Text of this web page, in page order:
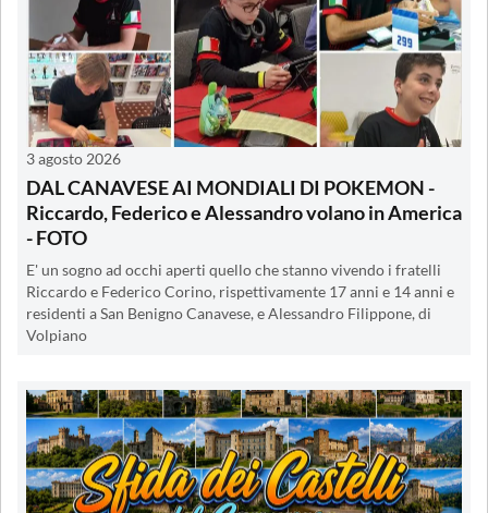
3 agosto 2026
DAL CANAVESE AI MONDIALI DI POKEMON -
Riccardo, Federico e Alessandro volano in America
- FOTO
E' un sogno ad occhi aperti quello che stanno vivendo i fratelli
Riccardo e Federico Corino, rispettivamente 17 anni e 14 anni e
residenti a San Benigno Canavese, e Alessandro Filippone, di
Volpiano